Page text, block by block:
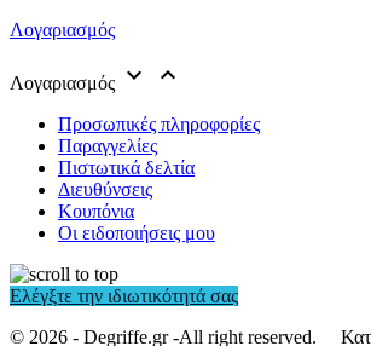
Λογαριασμός
Λογαριασμός  
Προσωπικές πληροφορίες
Παραγγελίες
Πιστωτικά δελτία
Διευθύνσεις
Κουπόνια
Οι ειδοποιήσεις μου
Ελέγξτε την ιδιωτικότητά σας
© 2026 - Degriffe.gr -All right reserved.